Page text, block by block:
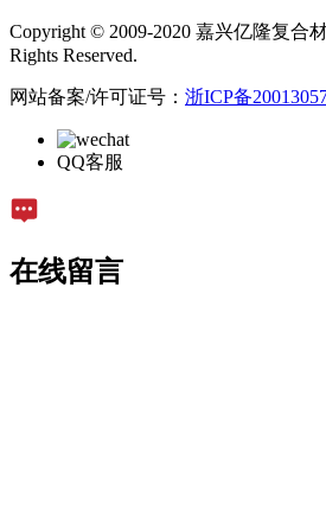
Copyright © 2009-2020 嘉兴亿隆复合
Rights Reserved.
网站备案/许可证号： 浙ICP备
QQ客服
在线留言